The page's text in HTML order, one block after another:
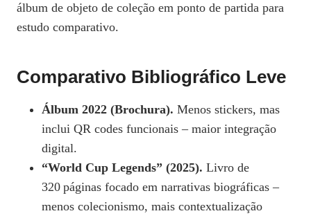
álbum de objeto de coleção em ponto de partida para
estudo comparativo.
Comparativo Bibliográfico Leve
Álbum 2022 (Brochura). Menos stickers, mas
inclui QR codes funcionais – maior integração
digital.
“World Cup Legends” (2025). Livro de
320 páginas focado em narrativas biográficas –
menos colecionismo, mais contextualização